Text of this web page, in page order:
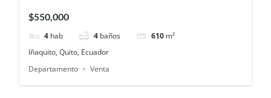
$550,000
4 hab 4 baños 610 m²
Iñaquito, Quito, Ecuador
Departamento
Venta